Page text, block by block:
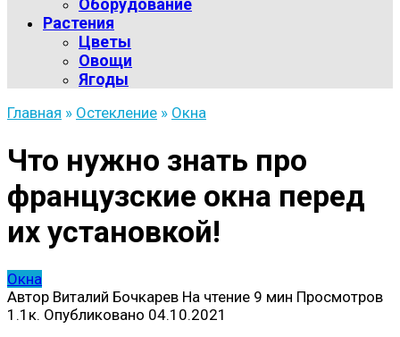
Оборудование
Растения
Цветы
Овощи
Ягоды
Главная » Остекление » Окна
Что нужно знать про
французские окна перед
их установкой!
Окна
Автор Виталий Бочкарев На чтение 9 мин Просмотров
1.1к. Опубликовано 04.10.2021